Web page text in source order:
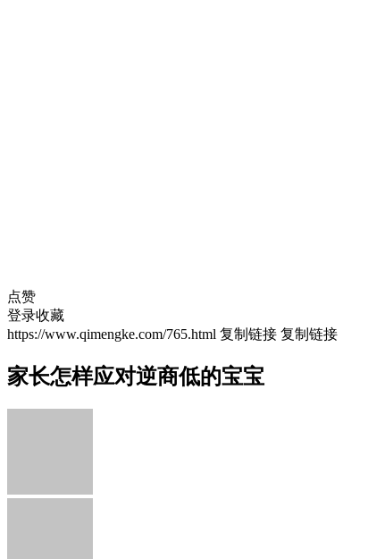
点赞
登录收藏
https://www.qimengke.com/765.html 复制链接 复制链接
家长怎样应对逆商低的宝宝